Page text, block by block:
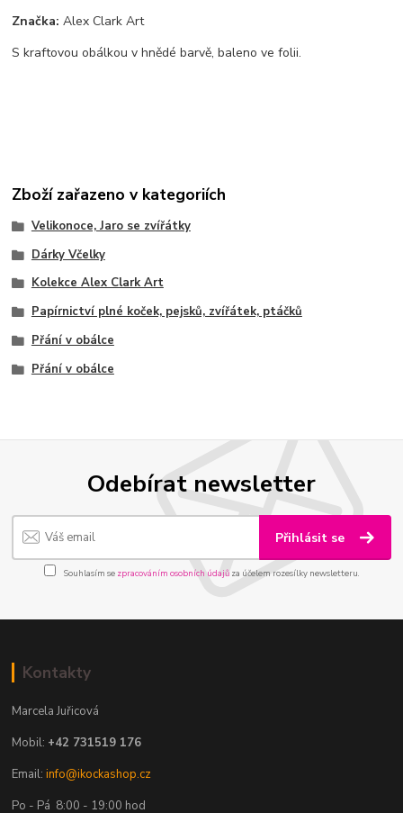
Značka: Alex Clark Art
S kraftovou obálkou v hnědé barvě, baleno ve folii.
Zboží zařazeno v kategoriích
Velikonoce, Jaro se zvířátky
Dárky Včelky
Kolekce Alex Clark Art
Papírnictví plné koček, pejsků, zvířátek, ptáčků
Přání v obálce
Přání v obálce
Odebírat newsletter
Přihlásit se
Souhlasím se zpracováním osobních údajůza účelem rozesílky newsletteru.
Kontakty
Marcela Juřicová
Mobil: +42 731519 176
Email:info@ikockashop.cz
Po - Pá 8:00 - 19:00 hod